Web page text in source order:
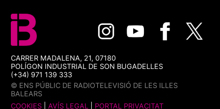
CARRER MADALENA, 21, 07180
POLÍGON INDUSTRIAL DE SON BUGADELLES
(+34) 971 139 333
© ENS PÚBLIC DE RADIOTELEVISIÓ DE LES ILLES
BALEARS
COOKIES |AVÍS LEGAL PORTAL PRIVACITAT